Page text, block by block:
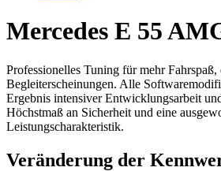
Mercedes E 55
Professionelles Tuning für mehr Fahrspaß,
Begleiterscheinungen. Alle
Ergebnis intensiver Entwicklungsarbeit
Höchstmaß an Sicherheit und eine
Leistungscharakteristik.
Veränderung der